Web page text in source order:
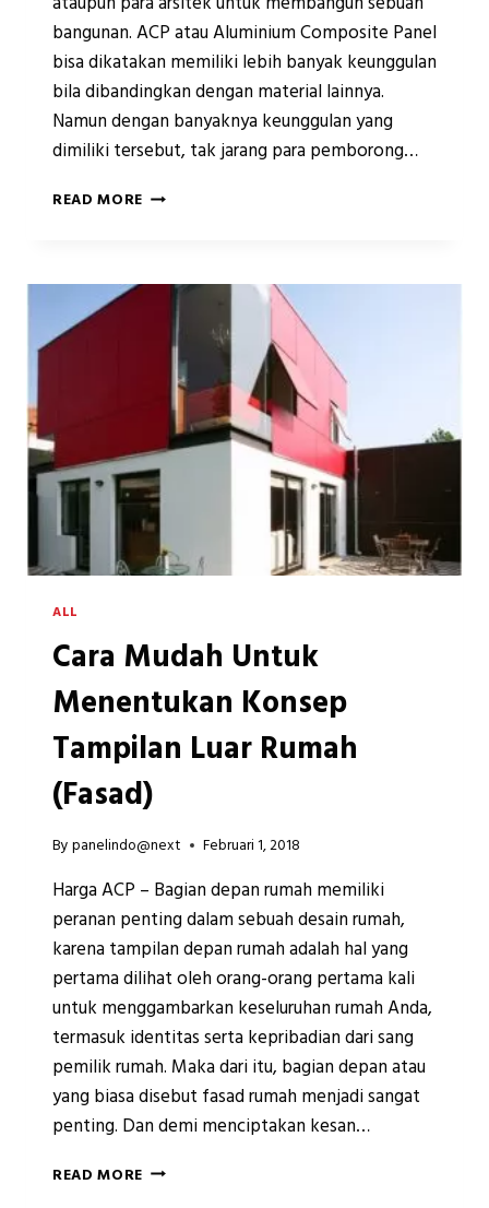
bangunan. ACP atau Aluminium Composite Panel
bisa dikatakan memiliki lebih banyak keunggulan
bila dibandingkan dengan material lainnya.
Namun dengan banyaknya keunggulan yang
dimiliki tersebut, tak jarang para pemborong…
READ MORE AWAS
FAKTOR
UTAMA
YANG
DAPAT
MEMPENGARUHI
PEMASANGAN
ACP
ALL
Cara Mudah Untuk
Menentukan Konsep
Tampilan Luar Rumah
(Fasad)
Bypanelindo@next Februari 1, 2018
Harga ACP – Bagian depan rumah memiliki
peranan penting dalam sebuah desain rumah,
karena tampilan depan rumah adalah hal yang
pertama dilihat oleh orang-orang pertama kali
untuk menggambarkan keseluruhan rumah Anda,
termasuk identitas serta kepribadian dari sang
pemilik rumah. Maka dari itu, bagian depan atau
yang biasa disebut fasad rumah menjadi sangat
penting. Dan demi menciptakan kesan…
READ MORE CARA